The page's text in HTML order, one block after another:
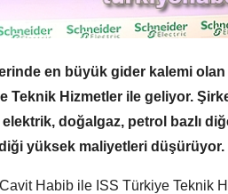
en büyük gider kalemi
Teknik Hizmetler ile geliyor.
doğalgaz, petrol bazlı
yüksek maliyetleri düşürüyor.
Cavit Habib ile ISS Türkiye Teknik